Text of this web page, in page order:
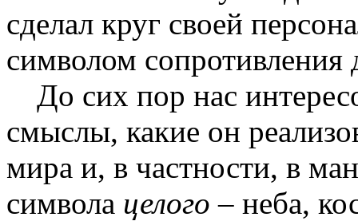
сделал круг своей
символом
До сих пор нас
смыслы, какие он
мира и, в частности, в
символа целого – неба,